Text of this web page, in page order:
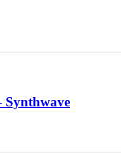
Synthwave